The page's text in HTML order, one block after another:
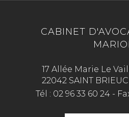
CABINET
17 Allée Marie Le
22042 SAINT BRIEUC
Tél : 02 96 33 60 24 -